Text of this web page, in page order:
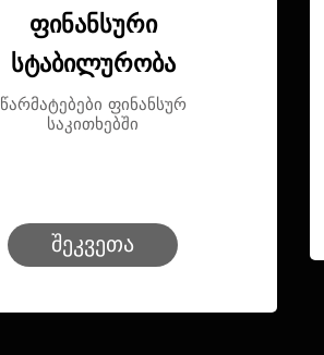
ფინანსური
სტაბილურობა
წარმატებები ფინანსურ
საკითხებში
შეკვეთა